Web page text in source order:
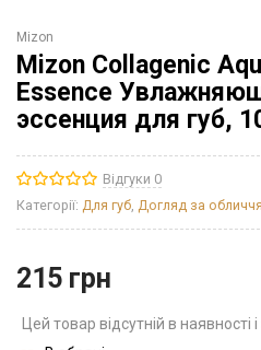
Mizon
Mizon Collagenic
Essence
эссенция для губ,
Відгуки 0
Категорії: Для губ, Догляд за
215 грн
Цей товар відсутній в наявності